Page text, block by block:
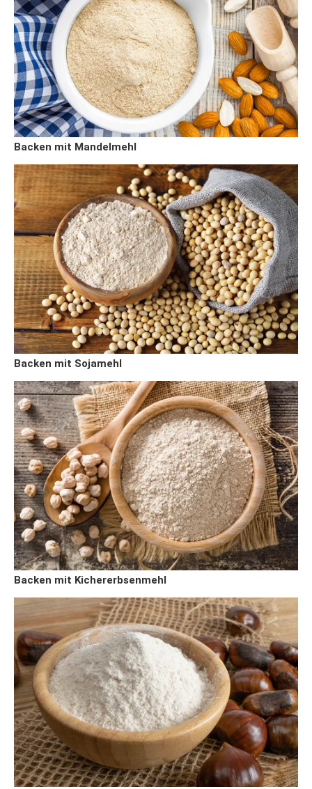
Backen mit Mandelmehl
Backen mit Sojamehl
Backen mit Kichererbsenmehl